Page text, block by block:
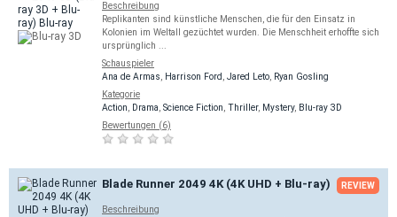
Beschreibung
Replikanten sind künstliche Menschen, die für den Einsatz in
Kolonien im Weltall gezüchtet wurden. Die Menschheit erhoffte sich
ursprünglich ...
Schauspieler
Ana de Armas
Harrison Ford Jared Leto
Ryan Gosling
Kategorie
Action
Drama Science Fiction Thriller, Mystery, Blu-ray 3D
Bewertungen (6)
Blade Runner 2049 4K (4K UHD + Blu-ray) REVIEW
Beschreibung